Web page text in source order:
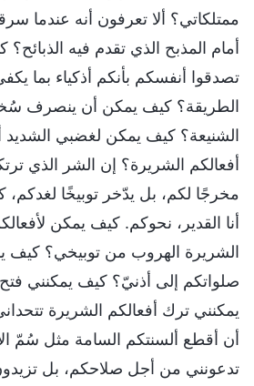
ممتلكاتي؟ ألا تعرفون أنه عندما
أمام المذبح الذي تقدم فيه
تصدقوا أنفسكم بأنكم أذكياء بما
الطريقة؟ كيف يمكن أن ينصرف
الشنيعة؟ كيف يمكن لغضبي الشديد
أفعالكم الشريرة؟ إن الشر الذي
مخرجًا لكم، بل يدّخر توبيخًا لغدكم،
أنا القدير، نحوكم. كيف يمكن
الشريرة الهروب من توبيخي؟
صلواتكم إلى أذنيّ؟ كيف يمكنني
يمكنني ترك أفعالكم الشريرة
أن أقطع ألسنتكم السامة مثل سُمّ
تدعونني من أجل صلاحكم، بل